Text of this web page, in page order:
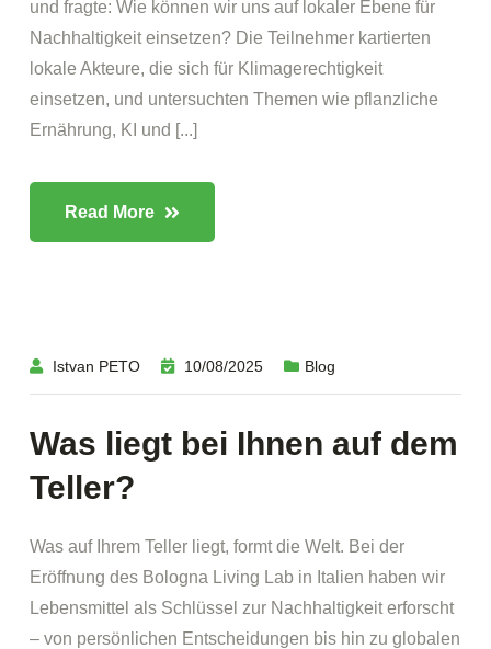
und fragte: Wie können wir uns auf lokaler Ebene für
Nachhaltigkeit einsetzen? Die Teilnehmer kartierten
lokale Akteure, die sich für Klimagerechtigkeit
einsetzen, und untersuchten Themen wie pflanzliche
Ernährung, KI und [...]
Read More
Istvan PETO 10/08/2025 Blog
Was liegt bei Ihnen auf dem
Teller?
Was auf Ihrem Teller liegt, formt die Welt. Bei der
Eröffnung des Bologna Living Lab in Italien haben wir
Lebensmittel als Schlüssel zur Nachhaltigkeit erforscht
– von persönlichen Entscheidungen bis hin zu globalen